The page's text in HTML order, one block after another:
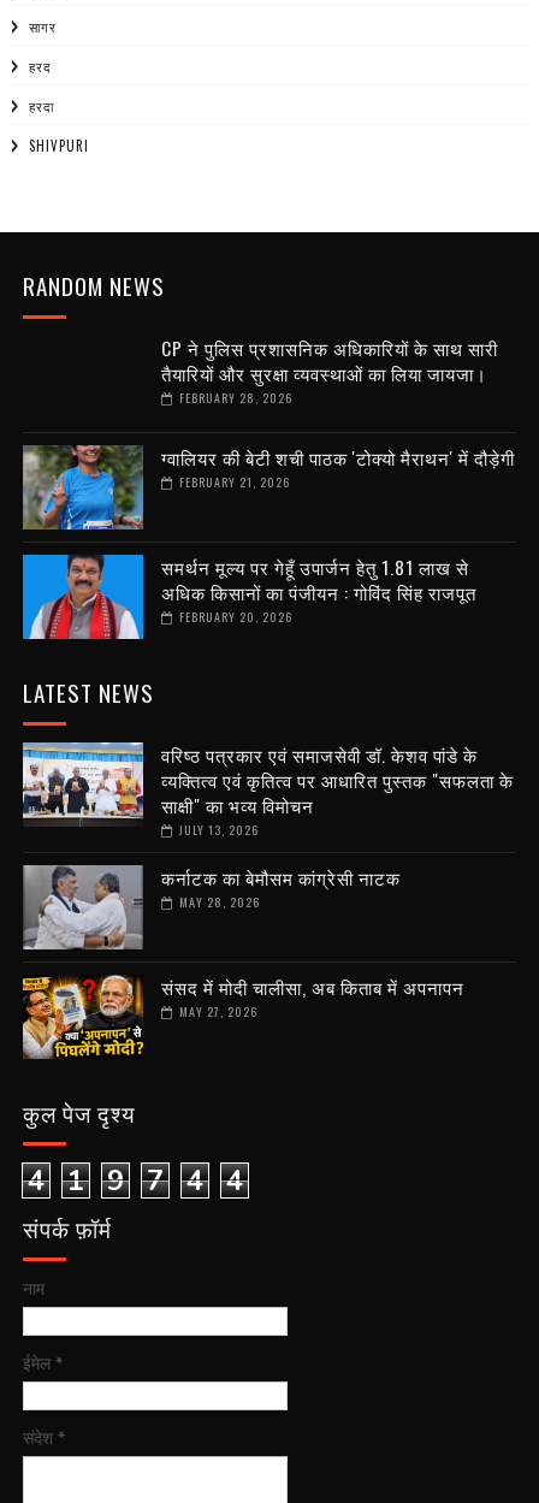
सागर
हरद
हरदा
SHIVPURI
RANDOM NEWS
CP ने पुलिस प्रशासनिक अधिकारियों के साथ सारी
तैयारियों और सुरक्षा व्यवस्थाओं का लिया जायजा।
FEBRUARY 28, 2026
ग्वालियर की बेटी शची पाठक 'टोक्यो मैराथन' में दौड़ेगी
FEBRUARY 21, 2026
समर्थन मूल्य पर गेहूँ उपार्जन हेतु 1.81 लाख से
अधिक किसानों का पंजीयन : गोविंद सिंह राजपूत
FEBRUARY 20, 2026
LATEST NEWS
वरिष्ठ पत्रकार एवं समाजसेवी डॉ. केशव पांडे के
व्यक्तित्व एवं कृतित्व पर आधारित पुस्तक "सफलता के
साक्षी" का भव्य विमोचन
JULY 13, 2026
कर्नाटक का बेमौसम कांग्रेसी नाटक
MAY 28, 2026
संसद में मोदी चालीसा, अब किताब में अपनापन
MAY 27, 2026
कुल पेज दृश्य
4 1 9 7 4 4
संपर्क फ़ॉर्म
नाम
ईमेल *
संदेश *